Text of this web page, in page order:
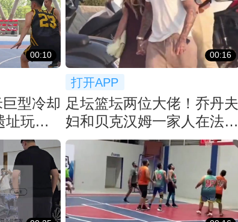
00:10
型冷却
址玩出
00:16
打开APP
足坛篮坛两位大佬！乔丹夫
妇和贝克汉姆一家人在法国
一起聚餐